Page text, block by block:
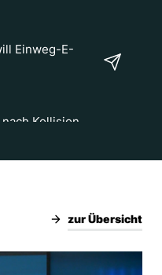
Einweg-E-
Kollision
zur Übersicht